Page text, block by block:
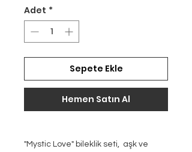
Adet *
Sepete Ekle
Hemen Satın Al
"Mystic Love" bileklik seti, aşk ve